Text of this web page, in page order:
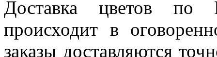
Доставка цветов по
происходит в
заказы доставляются